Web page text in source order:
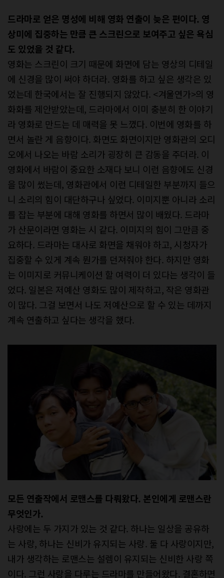
드라마로 얻은 명성에 비해 영화 연출이 늦은 편이다. 영
상미에 집중하는 만큼 큰 스크린으로 보여주고 싶은 욕심
도 있었을 것 같다.
영화는 스크린이 크기 때문에 화면에 담는 영상의 디테일
에 신경을 많이 써야 하더라. 영화를 하고 싶은 생각은 있
었는데 한국에서는 잘 진행되지 않았다. <겨울연가>의 영
화화를 제안받았는데, 드라마에서 이미 충분히 한 이야기
라 영화로 만드는 데 매력을 못 느꼈다. 이번에 영화를 하
면서 놀란 게 음향이다. 화면도 화면이지만 영화관의 오디
오에서 나오는 바람 소리가 굉장히 큰 감동을 주더라. 이
영화에서 바람이 중요한 소재다 보니 이런 음향에도 신경
을 많이 썼는데, 영화관에서 이런 디테일한 부분까지 들으
니 소리의 힘이 대단하구나 싶었다. 이미지뿐 아니라 소리
를 잡는 부분에 대해 영화를 하면서 많이 배웠다. 드라마
가 산문이라면 영화는 시 같다. 이미지의 힘이 그만큼 중
요하다. 드라마는 대사로 화면을 채워야 하고, 시청자가
집중할 수 있게 계속 뭔가를 던져줘야 한다. 하지만 영화
는 이미지로 커뮤니케이션 할 여력이 더 있다는 생각이 들
었다. 일본은 저예산 영화도 많이 제작하고, 작은 영화관
이 많다. 그걸 보면서 나도 저예산으로 할 수 있는 데까지
계속 연출하고 싶다는 생각을 했다.
모든 연출작에서 로맨스를 다뤄왔다. 본인에게 로맨스란
무엇인가.
사랑에는 두 가지가 있는 것 같다. 하나는 일상을 공유하
는 사랑, 하나는 신비가 유지되는 사랑. 둘 다 사랑이지만,
내가 생각하는 로맨스는 설렘이 유지되는 신비한 사랑 쪽
이다. 그런 사랑을 다루는 드라마를 만들어왔다. 결혼하면